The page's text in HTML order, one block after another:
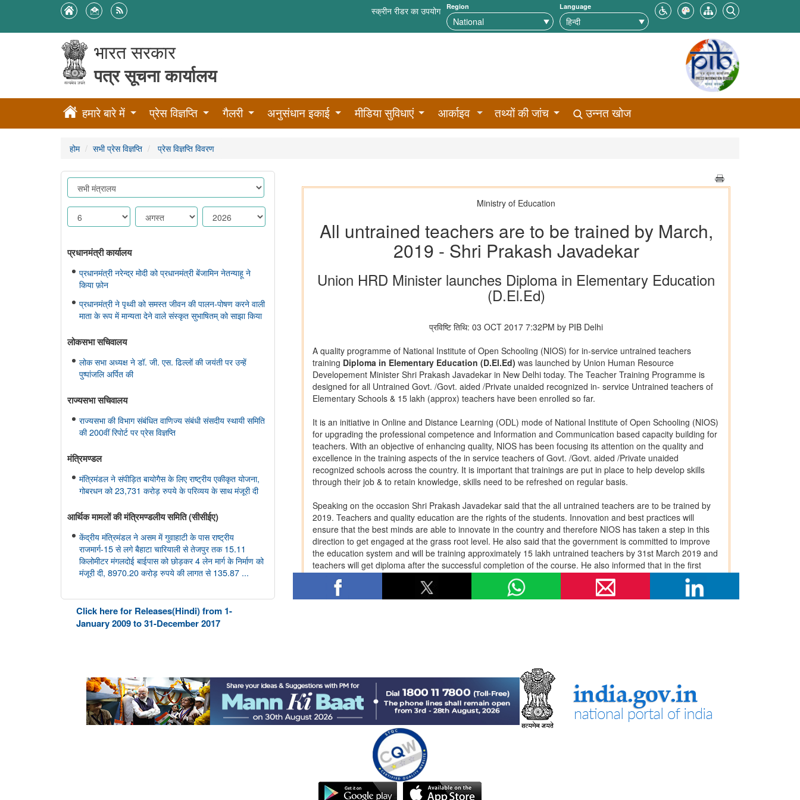
स्क्रीन रीडर का उपयोग Region Language
भारत सरकार
पत्र सूचना कार्यालय
हमारे बारे में प्रेस विज्ञप्ति गैलरी अनुसंधान इकाई मीडिया सुविधाएं आर्काइव तथ्यों की जांच उन्नत खोज
होम सभी प्रेस विज्ञप्ति प्रेस विज्ञप्ति विवरण
प्रधानमंत्री कार्यालय
प्रधानमंत्री नरेन्द्र मोदी को प्रधानमंत्री बेंजामिन नेतन्याहू ने
किया फ़ोन
प्रधानमंत्री ने पृथ्वी को समस्त जीवन की पालन-पोषण करने वाली
माता के रूप में मान्यता देने वाले संस्कृत सुभाषितम् को साझा किया
लोकसभा सचिवालय
लोक सभा अध्यक्ष ने डॉ. जी. एस. ढिल्लों की जयंती पर उन्हें
पुष्पांजलि अर्पित की
राज्यसभा सचिवालय
राज्यसभा की विभाग संबंधित वाणिज्य संबंधी संसदीय स्थायी समिति
की 200वीं रिपोर्ट पर प्रेस विज्ञप्ति
मंत्रिमण्‍डल
मंत्रिमंडल ने संपीड़ित बायोगैस के लिए राष्ट्रीय एकीकृत योजना,
गोबरधन को 23,731 करोड़ रुपये के परिव्यय के साथ मंजूरी दी
आर्थिक मामलों की मंत्रिमण्‍डलीय समिति (सीसीईए)
केंद्रीय मंत्रिमंडल ने असम में गुवाहाटी के पास राष्ट्रीय
राजमार्ग-15 से लगे बैहाटा चारियाली से तेजपुर तक 15.11
किलोमीटर मंगलदोई बाईपास को छोड़कर 4 लेन मार्ग के निर्माण को
मंजूरी दी, 8970.20 करोड़ रुपये की लागत से 135.87 ...
आयुष
केंद्रीय आयुष मंत्री श्री प्रतापराव जाधव ने सीसीआरएएस की
27वीं शासी निकाय बैठक की अध्यक्षता की
डॉ. जितेंद्र सिंह ने राज्यसभा को गगनयान मिशन और भारत के
मानव अंतरिक्ष अन्वेषण रोडमैप की प्रमुख उपलब्धियों की जानकारी
संसद प्रश्न: वैश्विक प्रक्षेपण बाजार में भारत की स्थिति
Click here for Releases(Hindi) from 1-
January 2009 to 31-December 2017